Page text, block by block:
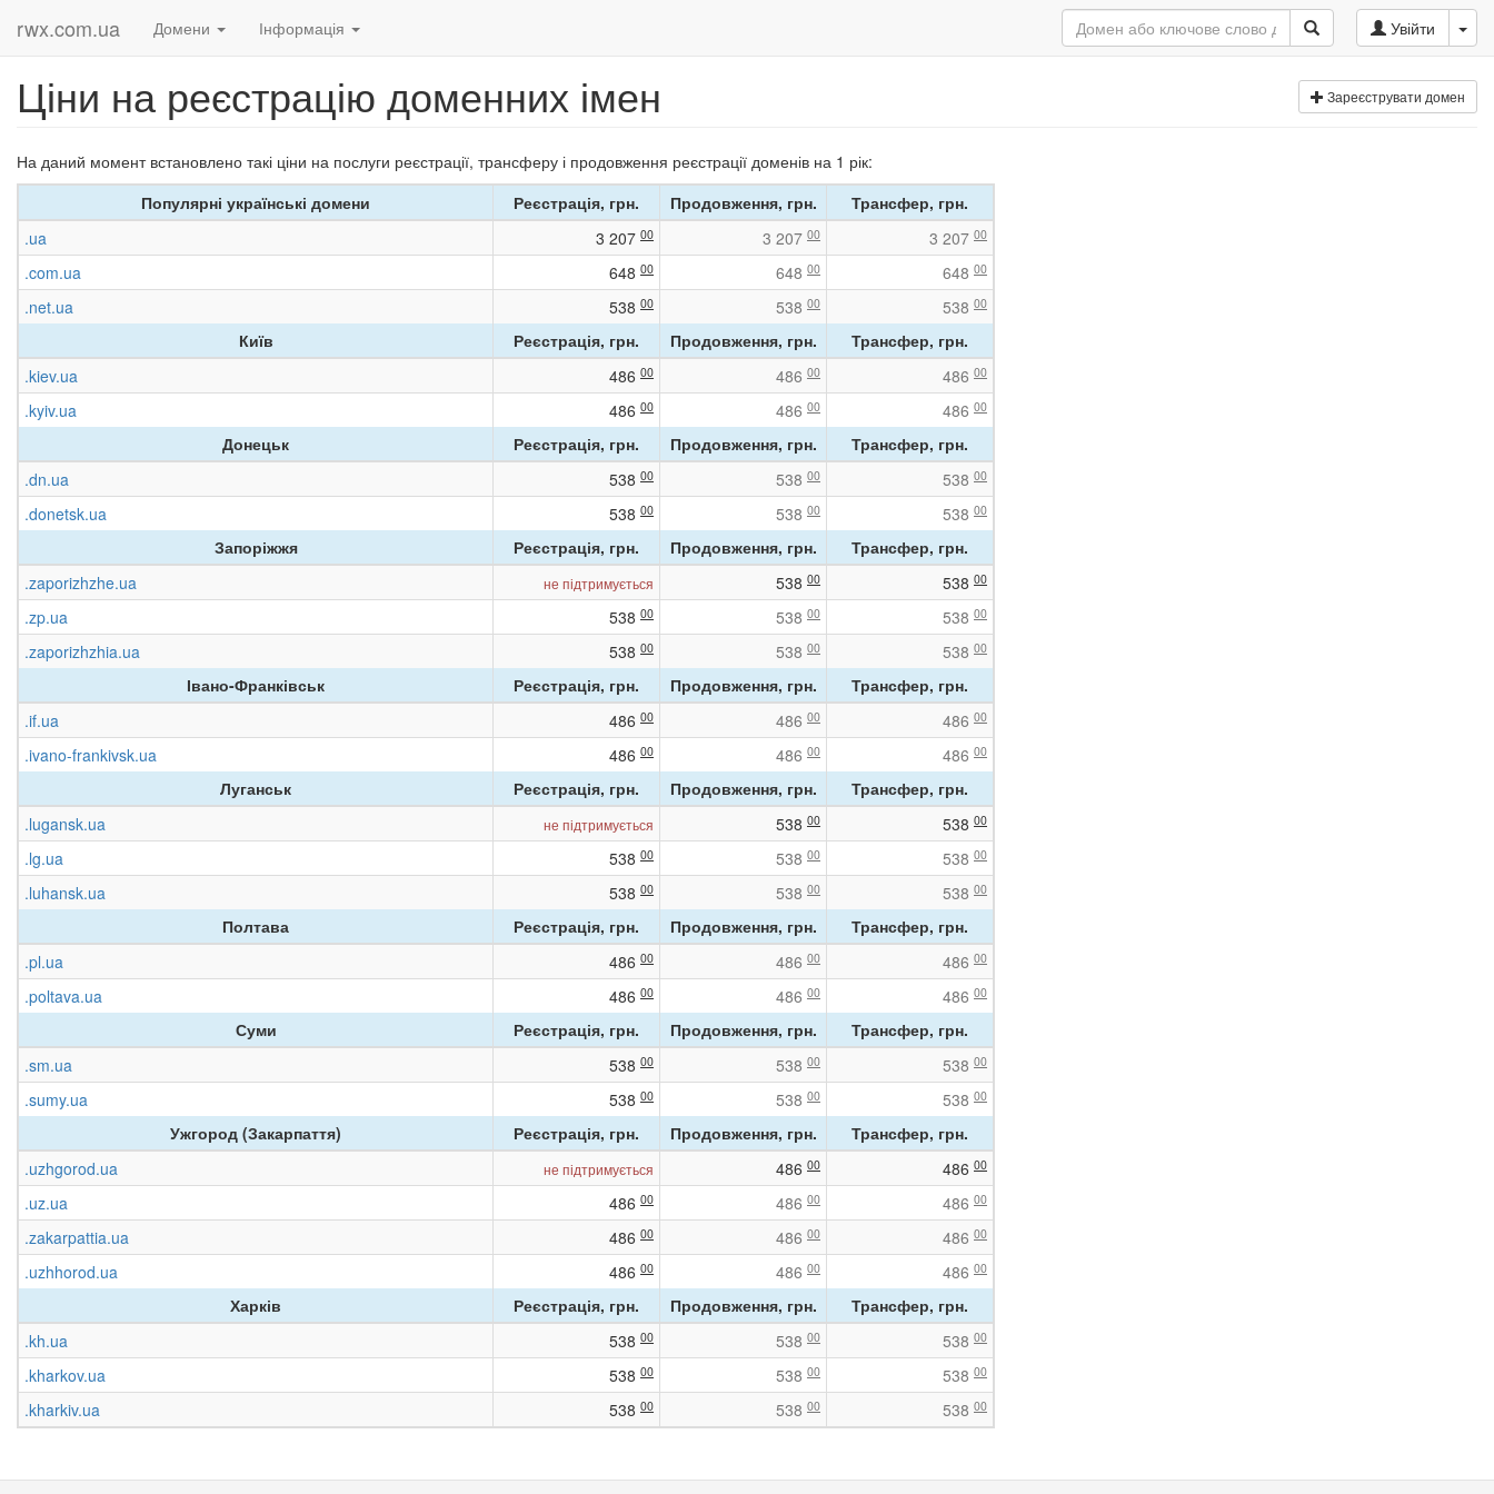
rwx.com.ua Увійти
Домени Інформація
Зареєструвати домен
Ціни на реєстрацію доменних імен
На даний момент встановлено такі ціни на послуги реєстрації, трансферу і продовження реєстрації доменів на 1 рік:
Популярні українські домени
Реєстрація, грн. Продовження, грн.
Трансфер, грн.
.ua
3 207 00 3 207 00 3 207 00
.com.ua 648 00 648 00 648 00
.net.ua 538 00 538 00 538 00
Київ Реєстрація, грн. Продовження, грн.
Трансфер, грн.
.kiev.ua
486 00 486 00 486 00
.kyiv.ua 486 00 486 00 486 00
Донецьк Реєстрація, грн. Продовження, грн.
Трансфер, грн.
.dn.ua
538 00 538 00 538 00
.donetsk.ua 538 00 538 00 538 00
Запоріжжя Реєстрація, грн. Продовження, грн.
Трансфер, грн.
.zaporizhzhe.ua
не підтримується 538 00 538 00
.zp.ua 538 00 538 00 538 00
.zaporizhzhia.ua 538 00 538 00 538 00
Івано-Франківськ Реєстрація, грн. Продовження, грн.
Трансфер, грн.
.if.ua
486 00 486 00 486 00
.ivano-frankivsk.ua 486 00 486 00 486 00
Луганськ Реєстрація, грн. Продовження, грн.
Трансфер, грн.
.lugansk.ua
не підтримується 538 00 538 00
.lg.ua 538 00 538 00 538 00
.luhansk.ua 538 00 538 00 538 00
Полтава Реєстрація, грн. Продовження, грн.
Трансфер, грн.
.pl.ua
486 00 486 00 486 00
.poltava.ua 486 00 486 00 486 00
Суми Реєстрація, грн. Продовження, грн.
Трансфер, грн.
.sm.ua
538 00 538 00 538 00
.sumy.ua 538 00 538 00 538 00
Ужгород (Закарпаття) Реєстрація, грн. Продовження, грн.
Трансфер, грн.
.uzhgorod.ua
не підтримується 486 00 486 00
.uz.ua 486 00 486 00 486 00
.zakarpattia.ua 486 00 486 00 486 00
.uzhhorod.ua 486 00 486 00 486 00
Харків Реєстрація, грн. Продовження, грн.
Трансфер, грн.
.kh.ua
538 00 538 00 538 00
.kharkov.ua 538 00 538 00 538 00
.kharkiv.ua 538 00 538 00 538 00